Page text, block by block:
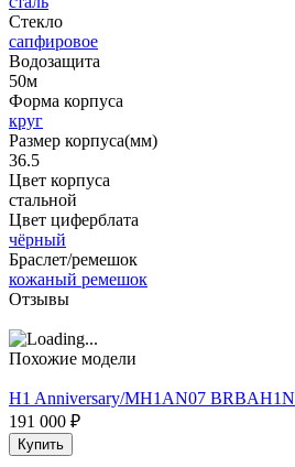
Стекло
сапфировое
Водозащита
50м
Форма корпуса
круг
Размер корпуса(мм)
36.5
Цвет корпуса
стальной
Цвет циферблата
чёрный
Браслет/ремешок
кожаный ремешок
Отзывы
Похожие модели
H1 Anniversary/MH1AN07 BRBAH1N
191 000 ₽
Купить